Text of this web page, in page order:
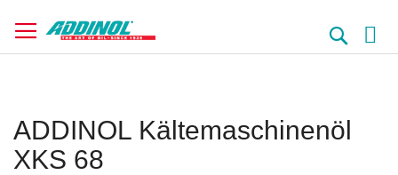
zum
Inhalt
Suche
ADDINOL Kältemaschinenöl
XKS 68